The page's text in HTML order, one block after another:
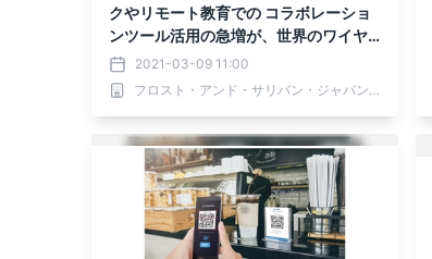
クやリモート教育での コラボレーショ
ンツール活用の急増が、世界のワイヤ
レス コンテンツシェアリング市場の成
長を牽引」についての分析を発表
2021-03-09 11:00
フロスト・アンド・サリバン・ジャパン 株式会社